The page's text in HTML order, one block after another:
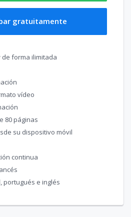
gratuitamente
de forma ilimitada
vídeo
80 páginas
su dispositivo móvil
continua
portugués e inglés